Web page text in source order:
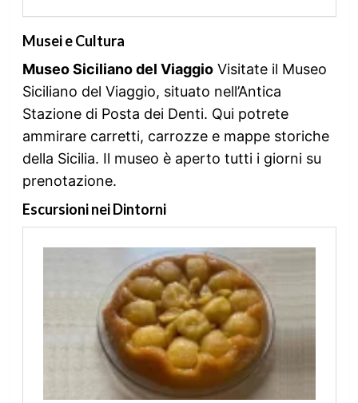
Musei e Cultura
Museo Siciliano del ViaggioVisitate il Museo
Siciliano del Viaggio, situato nell’Antica
Stazione di Posta dei Denti. Qui potrete
ammirare carretti, carrozze e mappe storiche
della Sicilia. Il museo è aperto tutti i giorni su
prenotazione.
Escursioni nei Dintorni